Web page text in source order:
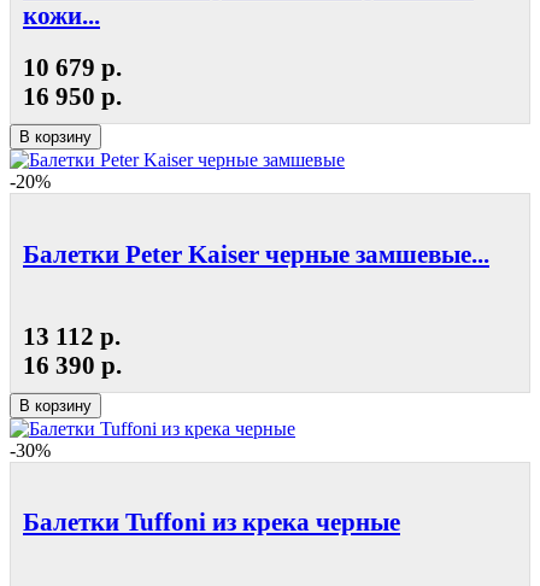
кожи...
10 679 р.
16 950 р.
В корзину
-20%
Балетки Peter Kaiser черные замшевые...
13 112 р.
16 390 р.
В корзину
-30%
Балетки Tuffoni из крека черные